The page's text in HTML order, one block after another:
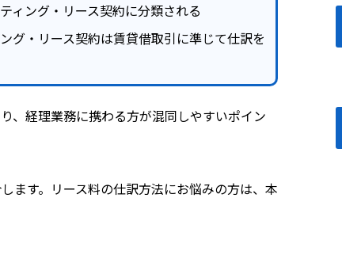
ィング・リース契約に分類される
グ・リース契約は賃貸借取引に準じて仕訳を
、経理業務に携わる方が混同しやすいポイン
ます。リース料の仕訳方法にお悩みの方は、本